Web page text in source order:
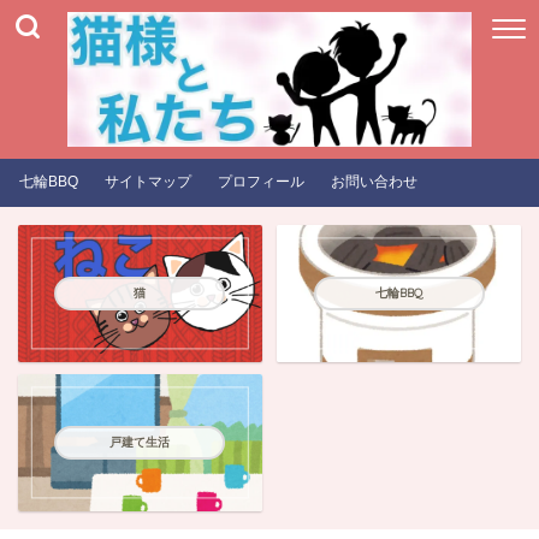
七輪BBQ サイトマップ プロフィール お問い合わせ
猫 七輪BBQ
戸建て生活